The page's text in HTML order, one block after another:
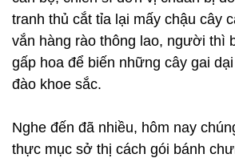
tranh thủ cắt tỉa lại mấy chậu cây
vắn hàng rào thông lao, người thì
gấp hoa để biến những cây gai
đào khoe sắc.
Nghe đến đã nhiều, hôm nay
thực mục sở thị cách gói bánh